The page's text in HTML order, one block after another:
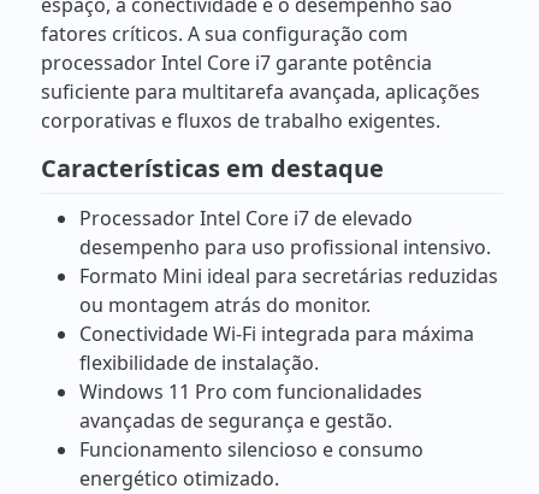
fatores críticos. A sua configuração com
processador Intel Core i7 garante potência
suficiente para multitarefa avançada, aplicações
corporativas e fluxos de trabalho exigentes.
Características em destaque
Processador Intel Core i7 de elevado
desempenho para uso profissional intensivo.
Formato Mini ideal para secretárias reduzidas
ou montagem atrás do monitor.
Conectividade Wi-Fi integrada para máxima
flexibilidade de instalação.
Windows 11 Pro com funcionalidades
avançadas de segurança e gestão.
Funcionamento silencioso e consumo
energético otimizado.